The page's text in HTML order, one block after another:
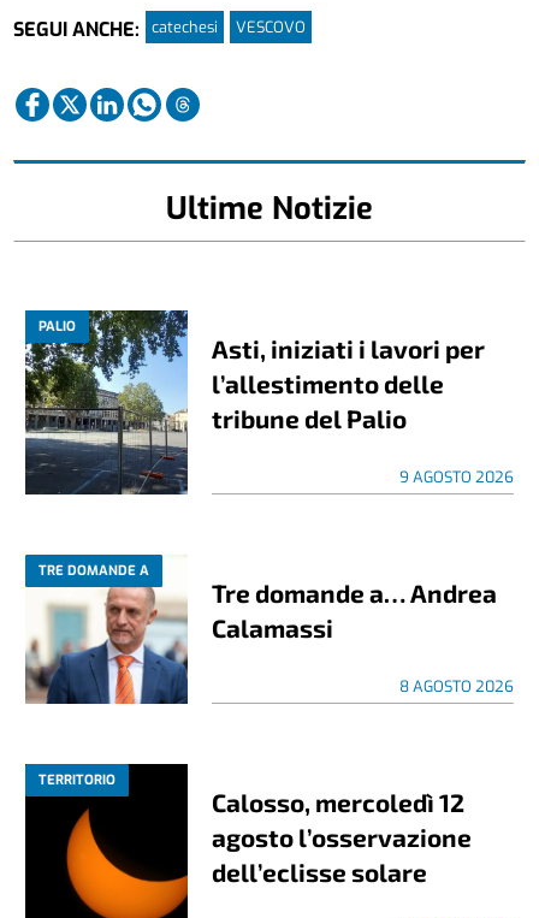
SEGUI ANCHE:
catechesi VESCOVO
Ultime Notizie
PALIO
Asti, iniziati i lavori per
l’allestimento delle
tribune del Palio
9 AGOSTO 2026
TRE DOMANDE A
Tre domande a… Andrea
Calamassi
8 AGOSTO 2026
TERRITORIO
Calosso, mercoledì 12
agosto l’osservazione
dell’eclisse solare